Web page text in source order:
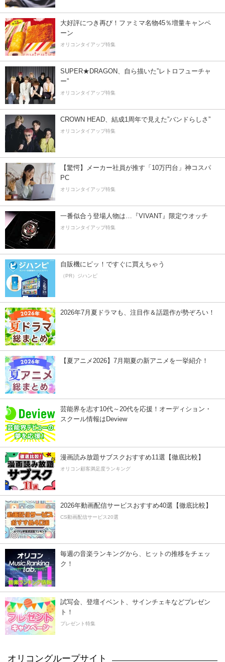
大好評につき再び！ファミマ名物45％増量キャンペ
ーン
オリコンタイアップ特集
SUPER★DRAGON、自ら描いた”レトロフューチャ
ー”
オリコンタイアップ特集
CROWN HEAD、結成1周年で見えた”バンドらしさ”
オリコンタイアップ特集
【驚愕】メーカー社員が推す「10万円台」神コスパ
PC
オリコンタイアップ特集
一番似合う登場人物は…『VIVANT』限定ウオッチ
オリコンタイアップ特集
自販機にピッ！ですぐに買えちゃう
（PR）ジハンピ
2026年7月夏ドラマも、注目作＆話題作が勢ぞろい！
【夏アニメ2026】7月期夏の新アニメを一挙紹介！
芸能界を志す10代～20代を応援！オーディション・
スクール情報はDeview
漫画読み放題サブスクおすすめ11選【徹底比較】
オリコン顧客満足度ランキング
2026年動画配信サービスおすすめ40選【徹底比較】
CS動画配信サービス20選
毎週の音楽ランキングから、ヒットの推移をチェッ
ク！
試写会、登壇イベント、サインチェキなどプレゼン
ト！
プレゼント特集
オリコングループサイト